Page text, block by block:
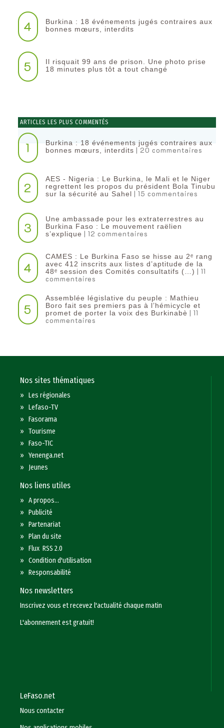
4
Burkina : 18 événements jugés contraires aux
bonnes mœurs, interdits
5
Il risquait 99 ans de prison. Une photo prise
18 minutes plus tôt a tout changé
ARTICLES LES PLUS COMMENTÉS
1
Burkina : 18 événements jugés contraires aux
bonnes mœurs, interdits | 20 commentaires
2
AES - Nigeria : Le Burkina, le Mali et le Niger
regrettent les propos du président Bola Tinubu
sur la sécurité au Sahel | 15 commentaires
3
Une ambassade pour les extraterrestres au
Burkina Faso : Le mouvement raëlien
s’explique | 12 commentaires
4
CAMES : Le Burkina Faso se hisse au 2ᵉ rang
avec 412 inscrits aux listes d’aptitude de la
48ᵉ session des Comités consultatifs (…) | 11
commentaires
5
Assemblée législative du peuple : Mathieu
Boro fait ses premiers pas à l’hémicycle et
promet de porter la voix des Burkinabè | 11
commentaires
Nos sites thématiques
»Les régionales
»Lefaso-TV
»Fasorama
»Tourisme
»Faso-TIC
»Yenenga.net
» Jeunes
Nos liens utiles
»A propos...
»Publicité
»Partenariat
»Plan du site
»Flux RSS 2.0
»Condition d'utilisation
»Responsabilité
Nos newsletters
Inscrivez vous et recevez l'actualité chaque matin
L'abonnement est gratuit!
LeFaso.net
Nous contacter